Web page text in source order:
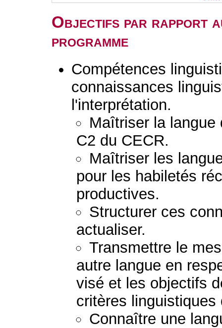
Objectifs par rapport
programme
Compétences
connaissances
l'interprétation.
Maîtriser la langue
C2 du CECR.
Maîtriser les
pour les habiletés
productives.
Structurer ces
actualiser.
Transmettre le
autre langue en
visé et les objectifs
critères
Connaître une